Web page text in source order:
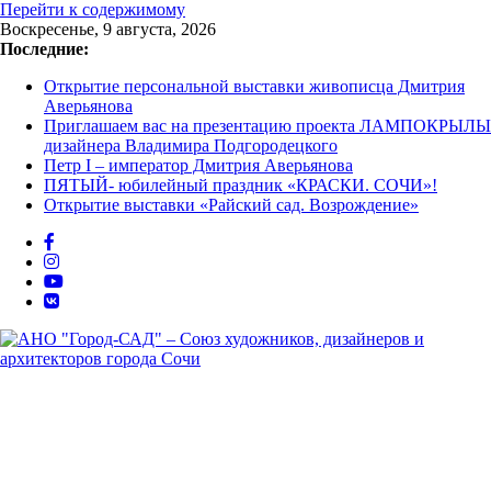
Перейти к содержимому
Воскресенье, 9 августа, 2026
Последние:
Открытие персональной выставки живописца Дмитрия
Аверьянова
Приглашаем вас на презентацию проекта ЛАМПОКРЫЛЫ
дизайнера Владимира Подгородецкого
Петр I – император Дмитрия Аверьянова
ПЯТЫЙ- юбилейный праздник «КРАСКИ. СОЧИ»!
Открытие выставки «Райский сад. Возрождение»